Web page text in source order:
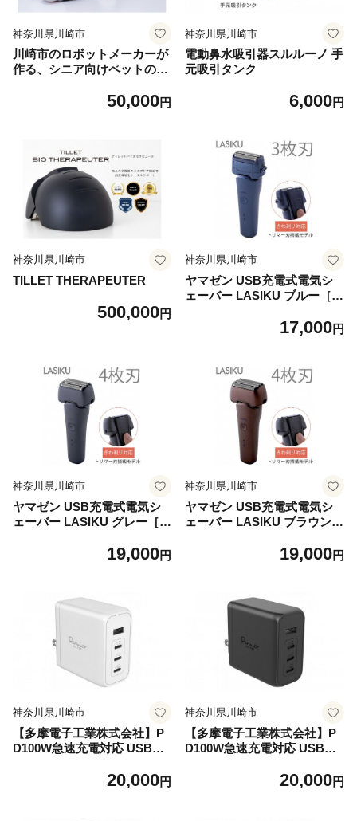
神奈川県川崎市
川崎市のロボットメーカーが
作る、シニア向けペットの代
ゃんEXシリーズ（ハチワ
50,000円
神奈川県川崎市
電動鼻水吸引器スルルーノ 手
元吸引タンク
6,000円
神奈川県川崎市
TILLET THERAPEUTER
500,000円
神奈川県川崎市
ヤマゼン USB充電式電気シ
ェーバー LASIKU ブルー［3
03-A【 電気シェーバー シェ
剃り 往復式 美容家電 人気 お
すすめ 】
17,000円
神奈川県川崎市
ヤマゼン USB充電式電気シ
ェーバー LASIKU グレー［4
04-H 【 電気シェーバー シェ
剃り 往復式 美容家電 人気 お
19,000円
神奈川県川崎市
ヤマゼン USB充電式電気シ
ェーバー LASIKU ブラウン
Y-K04-T 【 電気シェーバー
きわ剃り 往復式 美容家電 人
気 おすすめ 】
19,000円
神奈川県川崎市
【多摩電子工業株式会社】P
D100W急速充電対応 USB充
20,000円
神奈川県川崎市
【多摩電子工業株式会社】P
D100W急速充電対応 USB充
20,000円